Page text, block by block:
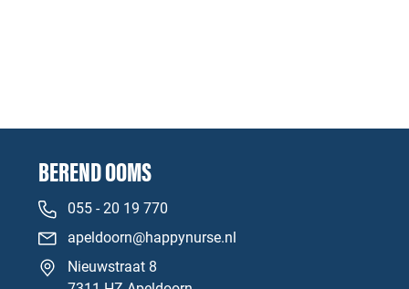
BEREND OOMS
055 - 20 19 770
apeldoorn@happynurse.nl
Nieuwstraat 8